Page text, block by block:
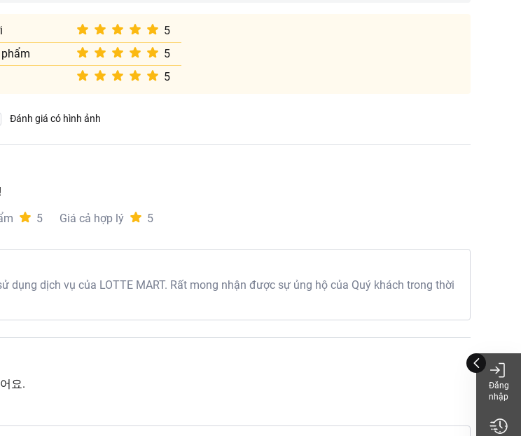
ép táo
5
5
5
Đánh giá có hình ảnh
5 Giá cả hợp lý 5
dụng dịch vụ của LOTTE MART. Rất mong nhận được sự ủng hộ của Quý khách trong thời
요.
Đăng
nhập